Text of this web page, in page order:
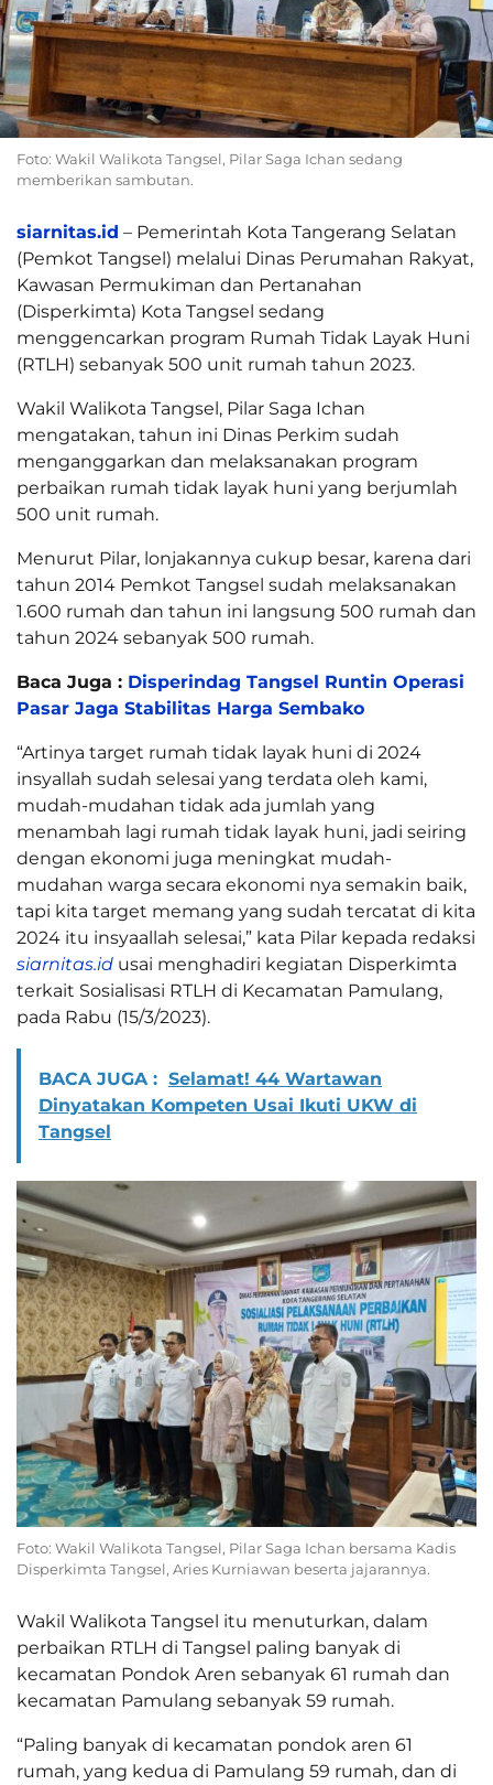
Foto: Wakil Walikota Tangsel, Pilar Saga Ichan sedang
memberikan sambutan.
siarnitas.id – Pemerintah Kota Tangerang Selatan
(Pemkot Tangsel) melalui Dinas Perumahan Rakyat,
Kawasan Permukiman dan Pertanahan
(Disperkimta) Kota Tangsel sedang
menggencarkan program Rumah Tidak Layak Huni
(RTLH) sebanyak 500 unit rumah tahun 2023.
Wakil Walikota Tangsel, Pilar Saga Ichan
mengatakan, tahun ini Dinas Perkim sudah
menganggarkan dan melaksanakan program
perbaikan rumah tidak layak huni yang berjumlah
500 unit rumah.
Menurut Pilar, lonjakannya cukup besar, karena dari
tahun 2014 Pemkot Tangsel sudah melaksanakan
1.600 rumah dan tahun ini langsung 500 rumah dan
tahun 2024 sebanyak 500 rumah.
Baca Juga : Disperindag Tangsel Runtin Operasi
Pasar Jaga Stabilitas Harga Sembako
“Artinya target rumah tidak layak huni di 2024
insyallah sudah selesai yang terdata oleh kami,
mudah-mudahan tidak ada jumlah yang
menambah lagi rumah tidak layak huni, jadi seiring
dengan ekonomi juga meningkat mudah-
mudahan warga secara ekonomi nya semakin baik,
tapi kita target memang yang sudah tercatat di kita
2024 itu insyaallah selesai,” kata Pilar kepada redaksi
siarnitas.id usai menghadiri kegiatan Disperkimta
terkait Sosialisasi RTLH di Kecamatan Pamulang,
pada Rabu (15/3/2023).
BACA JUGA : Selamat! 44 Wartawan
Dinyatakan Kompeten Usai Ikuti UKW di
Tangsel
Foto: Wakil Walikota Tangsel, Pilar Saga Ichan bersama Kadis
Disperkimta Tangsel, Aries Kurniawan beserta jajarannya.
Wakil Walikota Tangsel itu menuturkan, dalam
perbaikan RTLH di Tangsel paling banyak di
kecamatan Pondok Aren sebanyak 61 rumah dan
kecamatan Pamulang sebanyak 59 rumah.
“Paling banyak di kecamatan pondok aren 61
rumah, yang kedua di Pamulang 59 rumah, dan di